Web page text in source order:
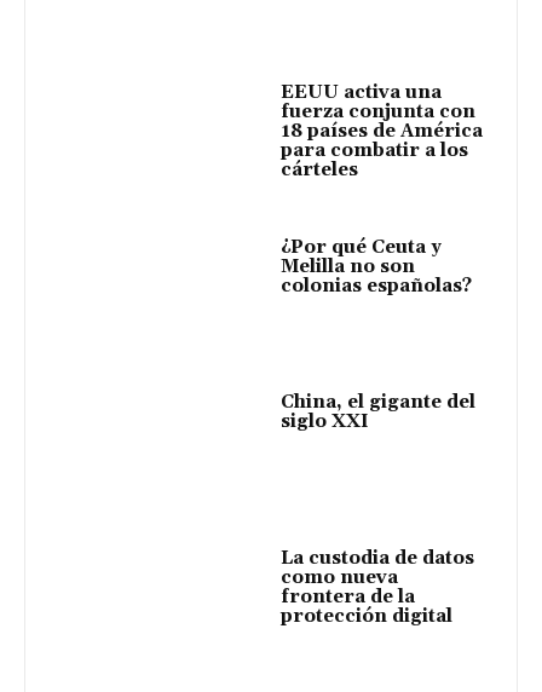
EEUU activa una
fuerza conjunta con
18 países de América
para combatir a los
cárteles
¿Por qué Ceuta y
Melilla no son
colonias españolas?
China, el gigante del
siglo XXI
La custodia de datos
como nueva
frontera de la
protección digital